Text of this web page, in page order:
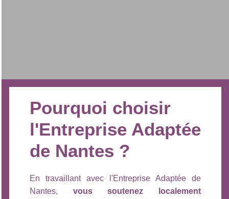
Pourquoi choisir
l'Entreprise Adaptée
de Nantes ?
En travaillant avec l'Entreprise Adaptée de
Nantes, vous soutenez localement